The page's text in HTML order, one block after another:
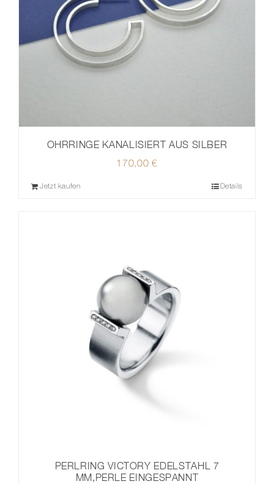
OHRRINGE KANALISIERT AUS SILBER
170,00 €
Jetzt kaufen Details
PERLRING VICTORY EDELSTAHL 7
MM,PERLE EINGESPANNT